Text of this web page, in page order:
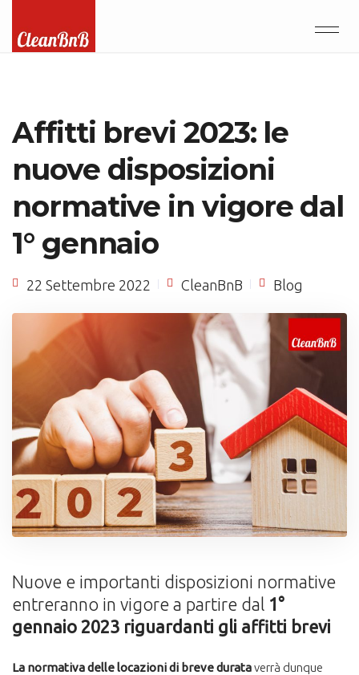
Affitti brevi 2023: le
nuove disposizioni
normative in vigore dal
1° gennaio
22 Settembre 2022 CleanBnB Blog
Nuove e importanti disposizioni normative
entreranno in vigore a partire dal 1°
gennaio 2023 riguardanti gli affitti brevi
La normativa delle locazioni di breve durataverrà dunque